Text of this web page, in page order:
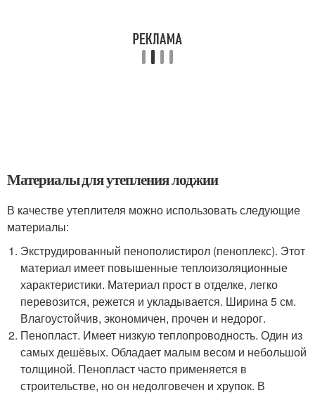
Материалы для утепления лоджии
В качестве утеплителя можно использовать следующие
материалы:
Экструдированный пенополистирол (пеноплекс). Этот
материал имеет повышенные теплоизоляционные
характеристики. Материал прост в отделке, легко
перевозится, режется и укладывается. Ширина 5 см.
Влагоустойчив, экономичен, прочен и недорог.
Пенопласт. Имеет низкую теплопроводность. Один из
самых дешёвых. Обладает малым весом и небольшой
толщиной. Пенопласт часто применяется в
строительстве, но он недолговечен и хрупок. В